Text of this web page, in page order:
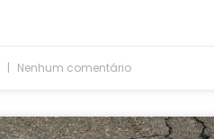
Nenhum comentário